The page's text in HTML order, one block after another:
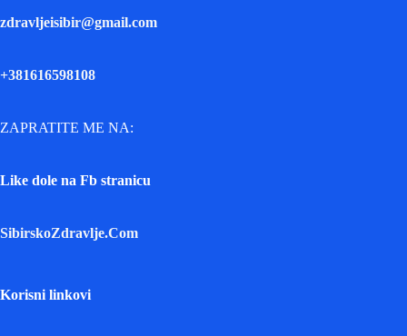
zdravljeisibir@gmail.com
+381616598108
ZAPRATITE ME NA:
Like dole na Fb stranicu
SibirskoZdravlje.Com
Korisni linkovi